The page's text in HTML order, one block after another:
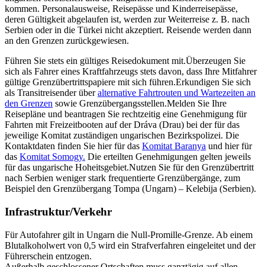
kommen. Personalausweise, Reisepässe und Kinderreisepässe,
deren Gültigkeit abgelaufen ist, werden zur Weiterreise z. B. nach
Serbien oder in die Türkei nicht akzeptiert. Reisende werden dann
an den Grenzen zurückgewiesen.
Führen Sie stets ein gültiges Reisedokument mit.Überzeugen Sie
sich als Fahrer eines Kraftfahrzeugs stets davon, dass Ihre Mitfahrer
gültige Grenzübertrittspapiere mit sich führen.Erkundigen Sie sich
als Transitreisender überalternative Fahrtrouten und Wartezeiten an
den Grenzen sowie Grenzübergangsstellen.Melden Sie Ihre
Reisepläne und beantragen Sie rechtzeitig eine Genehmigung für
Fahrten mit Freizeitbooten auf der Dráva (Drau) bei der für das
jeweilige Komitat zuständigen ungarischen Bezirkspolizei. Die
Kontaktdaten finden Sie hier für das Komitat Baranya und hier für
das Komitat Somogy. Die erteilten Genehmigungen gelten jeweils
für das ungarische Hoheitsgebiet.Nutzen Sie für den Grenzübertritt
nach Serbien weniger stark frequentierte Grenzübergänge, zum
Beispiel den Grenzübergang Tompa (Ungarn) – Kelebija (Serbien).
Infrastruktur/Verkehr
Für Autofahrer gilt in Ungarn die Null-Promille-Grenze. Ab einem
Blutalkoholwert von 0,5 wird ein Strafverfahren eingeleitet und der
Führerschein entzogen.